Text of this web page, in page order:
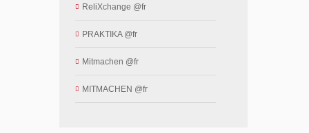
ReliXchange @fr
PRAKTIKA @fr
Mitmachen @fr
MITMACHEN @fr